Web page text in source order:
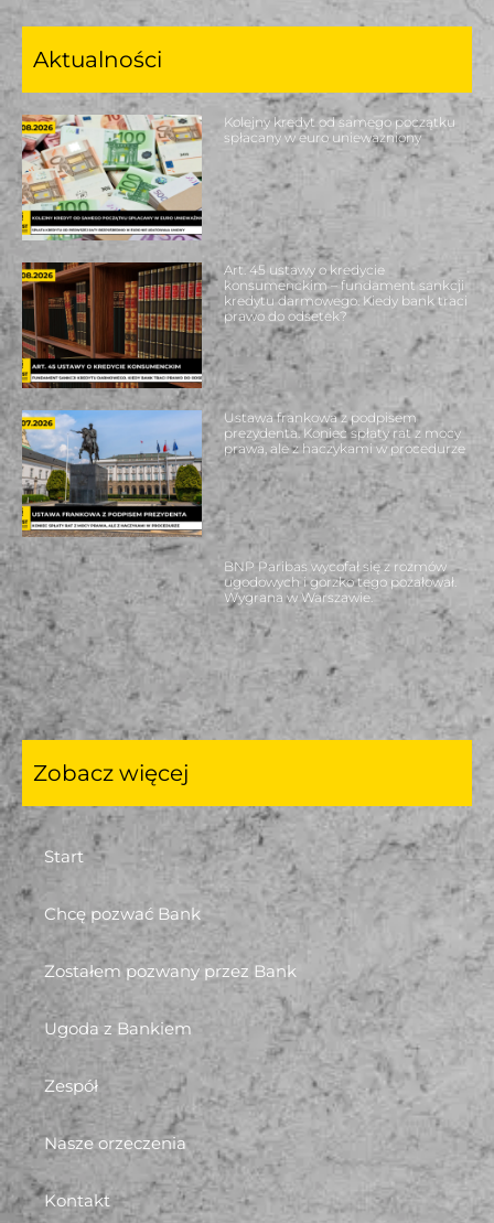
Aktualności
Kolejny kredyt od samego początku
spłacany w euro unieważniony
Art. 45 ustawy o kredycie
konsumenckim – fundament sankcji
kredytu darmowego. Kiedy bank traci
prawo do odsetek?
Ustawa frankowa z podpisem
prezydenta. Koniec spłaty rat z mocy
prawa, ale z haczykami w procedurze
BNP Paribas wycofał się z rozmów
ugodowych i gorzko tego pożałował.
Wygrana w Warszawie.
Zobacz więcej
Start
Chcę pozwać Bank
Zostałem pozwany przez Bank
Ugoda z Bankiem
Zespół
Nasze orzeczenia
Kontakt